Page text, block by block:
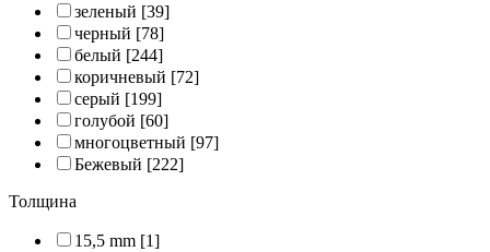
зеленый [39]
черный [78]
белый [244]
коричневый [72]
серый [199]
голубой [60]
многоцветный [97]
Бежевый [222]
Толщина
15,5 mm [1]